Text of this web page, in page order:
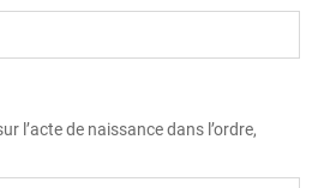
l’acte de naissance dans l’ordre,